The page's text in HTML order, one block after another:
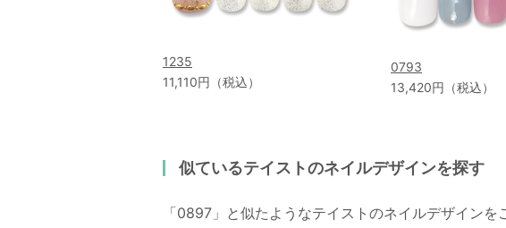
1235
11,110円（税込）
0793
13,420円（税込）
似ているテイストのネイルデザインを探す
「0897」と似たようなテイストのネイルデザインを